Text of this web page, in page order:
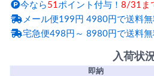
今なら 51ポイント付与！ 8/31ま
メール便199円 4980円で送料無
宅急便498円～ 8980円で送料無
入荷状
即納